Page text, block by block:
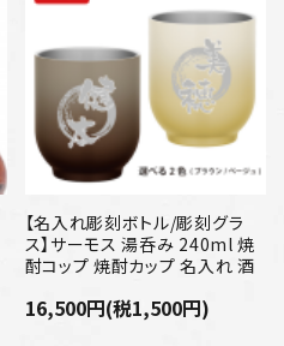
【名入れ彫刻ボトル/彫刻グラ
ス】サーモス 湯呑み 240ml 焼
酎コップ 焼酎カップ 名入れ 酒
16,500円(税1,500円)